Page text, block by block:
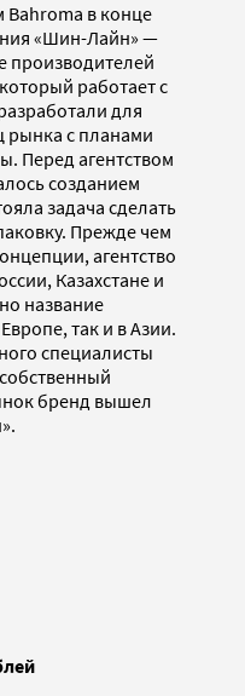
в конце
«Шин-Лайн» —
производителей
работает с
для
рынка с планами
Перед агентством
созданием
задача сделать
Прежде чем
агентство
Казахстане и
название
так и в Азии.
специалисты
бренд вышел